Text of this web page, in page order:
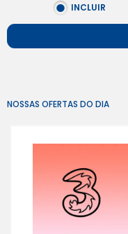
INCLUIR
NOSSAS OFERTAS DO DIA